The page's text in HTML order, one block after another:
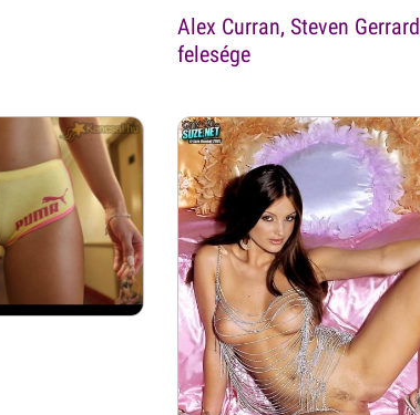
Alex Curran, Steven Gerrard
felesége